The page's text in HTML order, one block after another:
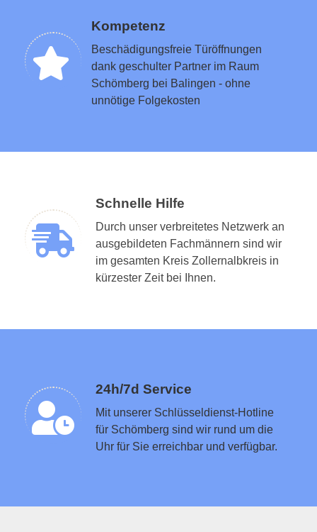
Kompetenz
Beschädigungsfreie Türöffnungen
dank geschulter Partner im Raum
Schömberg bei Balingen - ohne
unnötige Folgekosten
Schnelle Hilfe
Durch unser verbreitetes Netzwerk an
ausgebildeten Fachmännern sind wir
im gesamten Kreis Zollernalbkreis in
kürzester Zeit bei Ihnen.
24h/7d Service
Mit unserer Schlüsseldienst-Hotline
für Schömberg sind wir rund um die
Uhr für Sie erreichbar und verfügbar.
Schlüsseldienst in der Nähe vermitteln